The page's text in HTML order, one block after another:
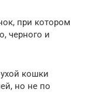
при котором
черного и
кошки
но не по